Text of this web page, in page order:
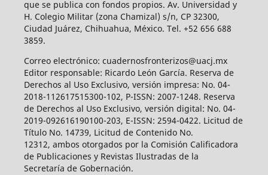
que se publica con fondos propios. Av. Universidad y
H. Colegio Militar (zona Chamizal) s/n, CP 32300,
Ciudad Juárez, Chihuahua, México. Tel. +52 656 688
3859.
Correo electrónico: cuadernosfronterizos@uacj.mx
Editor responsable: Ricardo León García. Reserva de
Derechos al Uso Exclusivo, versión impresa: No. 04-
2018-112617515300-102, P-ISSN: 2007-1248. Reserva
de Derechos al Uso Exclusivo, versión digital: No. 04-
2019-092616190100-203, E-ISSN: 2594-0422. Licitud de
Título No. 14739, Licitud de Contenido No.
12312, ambos otorgados por la Comisión Calificadora
de Publicaciones y Revistas Ilustradas de la
Secretaría de Gobernación.